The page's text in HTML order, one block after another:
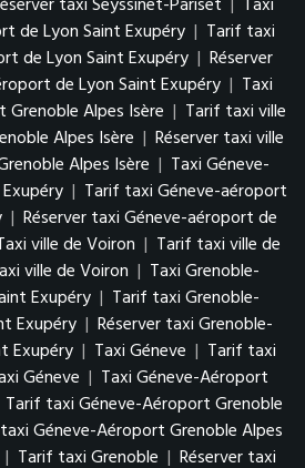
taxi Seyssinet-Pariset | Taxi
de Lyon Saint Exupéry | Tarif taxi
de Lyon Saint Exupéry | Réserver
de Lyon Saint Exupéry | Taxi
Alpes Isère | Tarif taxi ville
Alpes Isère | Réserver taxi ville
Alpes Isère | Taxi Géneve-
| Tarif taxi Géneve-aéroport
| Réserver taxi Géneve-aéroport de
ville de Voiron | Tarif taxi ville de
ville de Voiron | Taxi Grenoble-
Exupéry | Tarif taxi Grenoble-
Exupéry | Réserver taxi Grenoble-
Exupéry | Taxi Géneve | Tarif taxi
Géneve | Taxi Géneve-Aéroport
Tarif taxi Géneve-Aéroport Grenoble
Géneve-Aéroport Grenoble Alpes
| Tarif taxi Grenoble | Réserver taxi